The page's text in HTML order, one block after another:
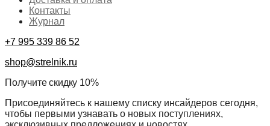
Контакты
Журнал
+7 995 339 86 52
shop@strelnik.ru
Получите скидку 10%
Присоединяйтесь к нашему списку инсайдеров сегодня,
чтобы первыми узнавать о новых поступлениях,